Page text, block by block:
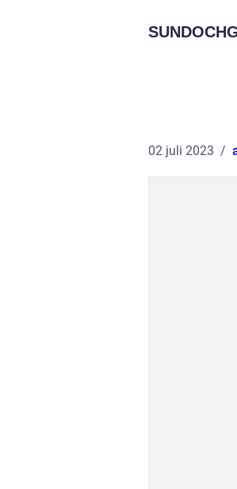
02 juli 2023